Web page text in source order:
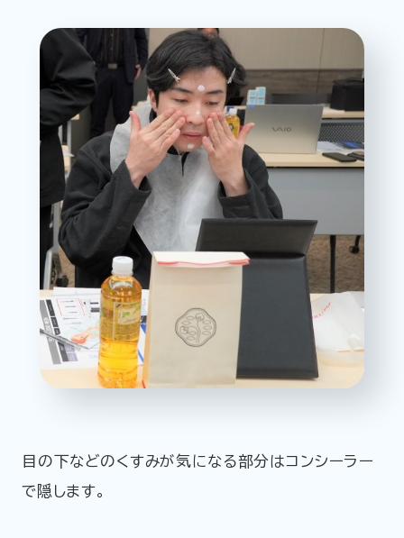
目の下などのくすみが気になる部分はコンシーラー
で隠します。